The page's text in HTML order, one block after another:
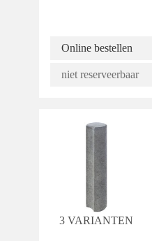
Online bestellen
niet reserveerbaar
3 VARIANTEN